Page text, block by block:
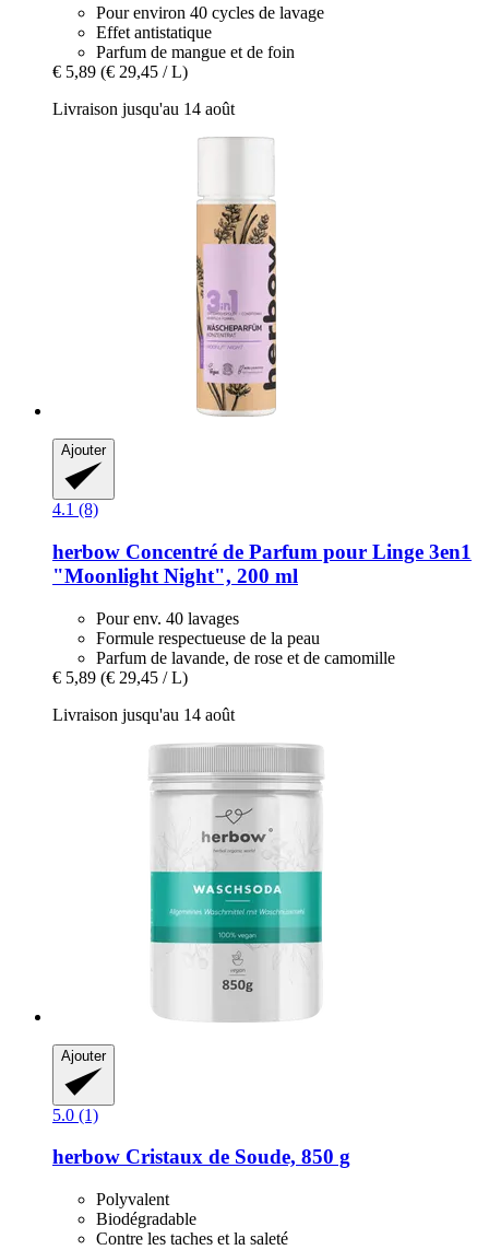
Pour environ 40 cycles de lavage
Effet antistatique
Parfum de mangue et de foin
€ 5,89 (€ 29,45 / L)
Livraison jusqu'au 14 août
Ajouter
4.1 (8)
herbow Concentré de Parfum pour Linge 3en1
"Moonlight Night", 200 ml
Pour env. 40 lavages
Formule respectueuse de la peau
Parfum de lavande, de rose et de camomille
€ 5,89 (€ 29,45 / L)
Livraison jusqu'au 14 août
Ajouter
5.0 (1)
herbow Cristaux de Soude, 850 g
Polyvalent
Biodégradable
Contre les taches et la saleté